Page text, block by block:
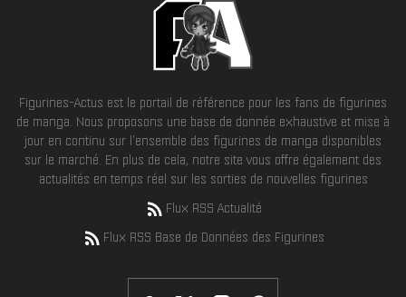
Figurines-Actus est le portail de référence pour les fans de figurines
de manga. Nous proposons une base de donnée exhaustive et mise à
jour en continu sur l'ensemble des figurines de manga disponibles
sur le marché. En plus de cela, notre site vous offre également des
actualités en temps réel sur les sorties de nouvelles figurines
Flux RSS Actualité
Flux RSS Base de Données des Figurines